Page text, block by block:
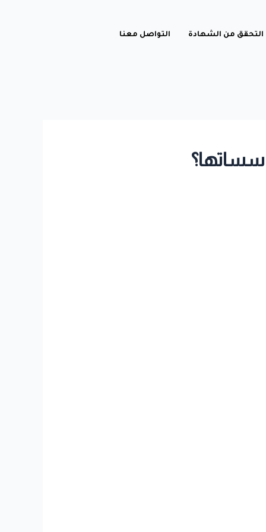
التحقق من الشهادة التواصل معنا